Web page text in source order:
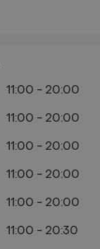
11:00 - 20:00
11:00 - 20:00
11:00 - 20:00
11:00 - 20:00
11:00 - 20:00
11:00 - 20:30